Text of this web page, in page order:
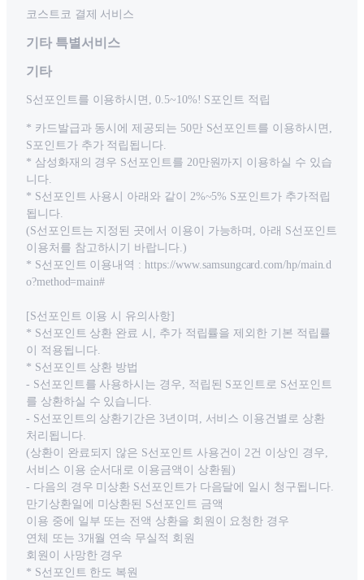
코스트코 결제 서비스
기타 특별서비스
기타
S선포인트를 이용하시면, 0.5~10%! S포인트 적립
* 카드발급과 동시에 제공되는 50만 S선포인트를 이용하시면,
S포인트가 추가 적립됩니다.
* 삼성화재의 경우 S선포인트를 20만원까지 이용하실 수 있습
니다.
* S선포인트 사용시 아래와 같이 2%~5% S포인트가 추가적립
됩니다.
(S선포인트는 지정된 곳에서 이용이 가능하며, 아래 S선포인트
이용처를 참고하시기 바랍니다.)
* S선포인트 이용내역 : https://www.samsungcard.com/hp/main.d
o?method=main#
[S선포인트 이용 시 유의사항]
* S선포인트 상환 완료 시, 추가 적립률을 제외한 기본 적립률
이 적용됩니다.
* S선포인트 상환 방법
- S선포인트를 사용하시는 경우, 적립된 S포인트로 S선포인트
를 상환하실 수 있습니다.
- S선포인트의 상환기간은 3년이며, 서비스 이용건별로 상환
처리됩니다.
(상환이 완료되지 않은 S선포인트 사용건이 2건 이상인 경우,
서비스 이용 순서대로 이용금액이 상환됨)
- 다음의 경우 미상환 S선포인트가 다음달에 일시 청구됩니다.
만기상환일에 미상환된 S선포인트 금액
이용 중에 일부 또는 전액 상환을 회원이 요청한 경우
연체 또는 3개월 연속 무실적 회원
회원이 사망한 경우
* S선포인트 한도 복원